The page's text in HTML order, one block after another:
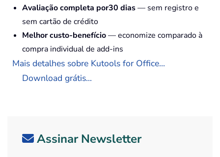
Avaliação completa por30 dias— sem registro e
sem cartão de crédito
Melhor custo-benefício— economize comparado à
compra individual de add-ins
Mais detalhes sobre Kutools for Office...
Download grátis...
Assinar Newsletter